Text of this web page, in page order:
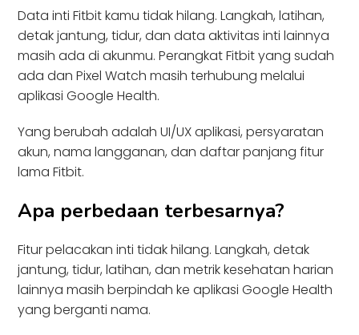
Data inti Fitbit kamu tidak hilang. Langkah, latihan,
detak jantung, tidur, dan data aktivitas inti lainnya
masih ada di akunmu. Perangkat Fitbit yang sudah
ada dan Pixel Watch masih terhubung melalui
aplikasi Google Health.
Yang berubah adalah UI/UX aplikasi, persyaratan
akun, nama langganan, dan daftar panjang fitur
lama Fitbit.
Apa perbedaan terbesarnya?
Fitur pelacakan inti tidak hilang. Langkah, detak
jantung, tidur, latihan, dan metrik kesehatan harian
lainnya masih berpindah ke aplikasi Google Health
yang berganti nama.